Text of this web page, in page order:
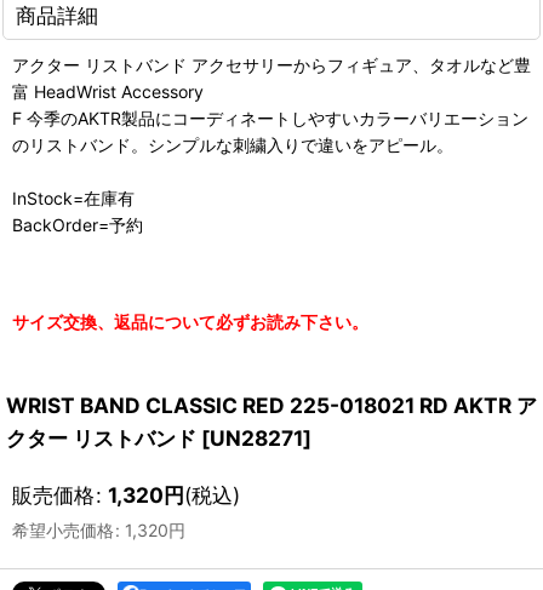
商品詳細
アクター リストバンド アクセサリーからフィギュア、タオルなど豊
富 HeadWrist Accessory
F 今季のAKTR製品にコーディネートしやすいカラーバリエーション
のリストバンド。シンプルな刺繍入りで違いをアピール。
InStock=在庫有
BackOrder=予約
サイズ交換、返品について必ずお読み下さい。
WRIST BAND CLASSIC RED 225-018021 RD AKTR ア
クター リストバンド [UN28271]
販売価格: 1,320円(税込)
希望小売価格: 1,320円